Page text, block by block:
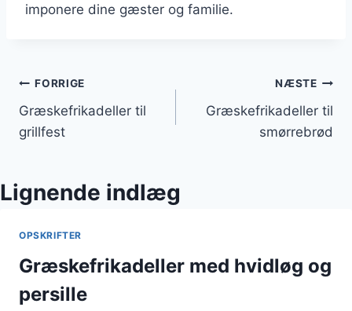
imponere dine gæster og familie.
Indlægsnavigation
FORRIGE
Græskefrikadeller til
grillfest
NÆSTE
Græskefrikadeller til
smørrebrød
Lignende indlæg
OPSKRIFTER
Græskefrikadeller med hvidløg og
persille